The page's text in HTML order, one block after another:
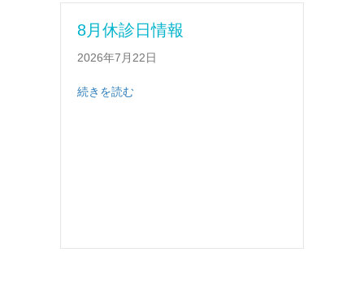
8月休診日情報
2026年7月22日
続きを読むabout 8月休診日情報